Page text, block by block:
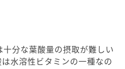
分な葉酸量の摂取が難しい
水溶性ビタミンの一種なの